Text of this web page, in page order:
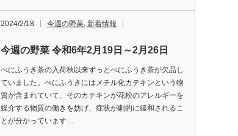
2024/2/18 今週の野菜, 新着情報
今週の野菜 令和6年2月19日～2月26日
べにふうき茶の入荷秋以来ずっとべにふうき茶が欠品し
ていました。べにふうきにはメチル化カテキンという物
質が含まれていて、そのカテキンが花粉のアレルギーを
媒介する物質の働きを妨げ、症状が劇的に緩和されるこ
とが分かっています…